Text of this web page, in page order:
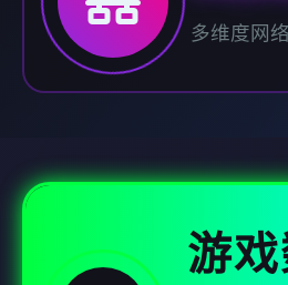
多维度网
游